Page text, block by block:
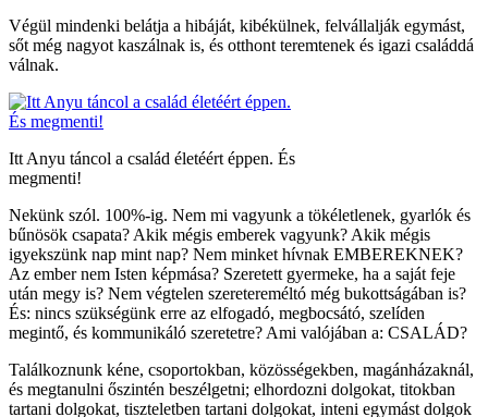
Végül mindenki belátja a hibáját, kibékülnek, felvállalják egymást,
sőt még nagyot kaszálnak is, és otthont teremtenek és igazi családdá
válnak.
Itt Anyu táncol a család életéért éppen. És
megmenti!
Nekünk szól. 100%-ig. Nem mi vagyunk a tökéletlenek, gyarlók és
bűnösök csapata? Akik mégis emberek vagyunk? Akik mégis
igyekszünk nap mint nap? Nem minket hívnak EMBEREKNEK?
Az ember nem Isten képmása? Szeretett gyermeke, ha a saját feje
után megy is? Nem végtelen szeretereméltó még bukottságában is?
És: nincs szükségünk erre az elfogadó, megbocsátó, szelíden
megintő, és kommunikáló szeretetre? Ami valójában a: CSALÁD?
Találkoznunk kéne, csoportokban, közösségekben, magánházaknál,
és megtanulni őszintén beszélgetni; elhordozni dolgokat, titokban
tartani dolgokat, tiszteletben tartani dolgokat, inteni egymást dolgok